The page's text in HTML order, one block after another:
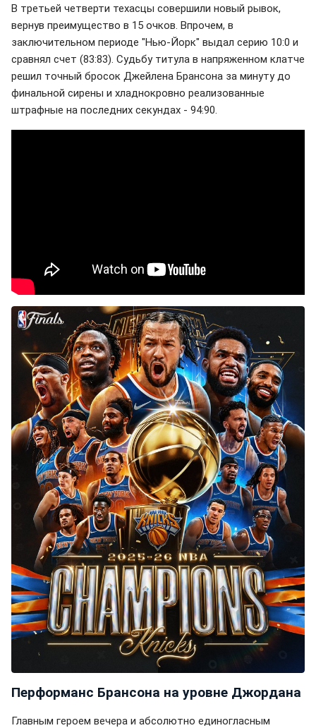
В третьей четверти техасцы совершили новый рывок,
вернув преимущество в 15 очков. Впрочем, в
заключительном периоде "Нью-Йорк" выдал серию 10:0 и
сравнял счет (83:83). Судьбу титула в напряженном клатче
решил точный бросок Джейлена Брансона за минуту до
финальной сирены и хладнокровно реализованные
штрафные на последних секундах - 94:90.
Перформанс Брансона на уровне Джордана
Главным героем вечера и абсолютно единогласным